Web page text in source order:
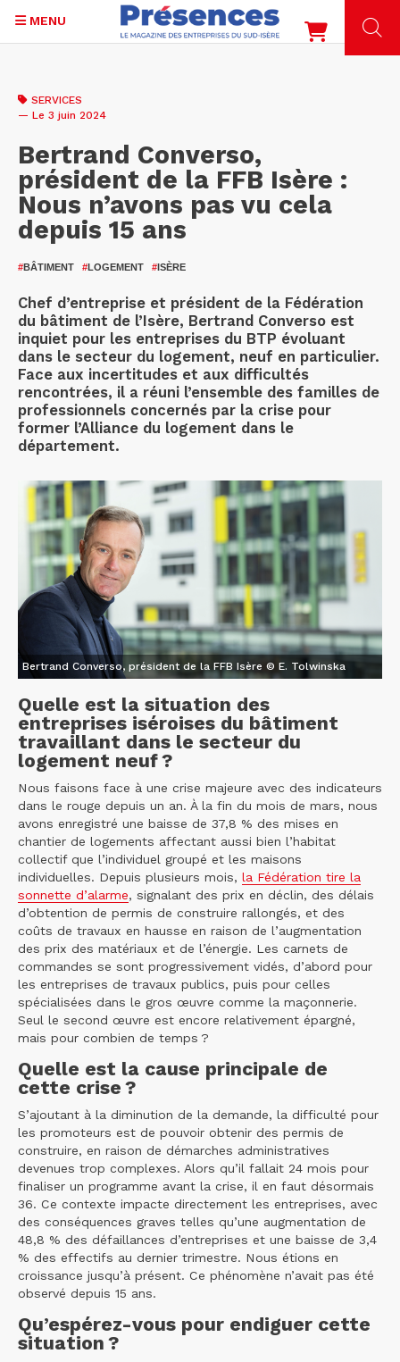
contenu
MENU
SERVICES
— Le 3 juin 2024
Bertrand Converso,
président de la FFB Isère :
Nous n’avons pas vu cela
depuis 15 ans
#BÂTIMENT #LOGEMENT #ISÈRE
Chef d’entreprise et président de la Fédération
du bâtiment de l’Isère, Bertrand Converso est
inquiet pour les entreprises du BTP évoluant
dans le secteur du logement, neuf en particulier.
Face aux incertitudes et aux difficultés
rencontrées, il a réuni l’ensemble des familles de
professionnels concernés par la crise pour
former l’Alliance du logement dans le
département.
Bertrand Converso, président de la FFB Isère © E. Tolwinska
Quelle est la situation des
entreprises iséroises du bâtiment
travaillant dans le secteur du
logement neuf ?
Nous faisons face à une crise majeure avec des indicateurs
dans le rouge depuis un an. À la fin du mois de mars, nous
avons enregistré une baisse de 37,8 % des mises en
chantier de logements affectant aussi bien l’habitat
collectif que l’individuel groupé et les maisons
individuelles. Depuis plusieurs mois, la Fédération tire la
sonnette d’alarme, signalant des prix en déclin, des délais
d’obtention de permis de construire rallongés, et des
coûts de travaux en hausse en raison de l’augmentation
des prix des matériaux et de l’énergie. Les carnets de
commandes se sont progressivement vidés, d’abord pour
les entreprises de travaux publics, puis pour celles
spécialisées dans le gros œuvre comme la maçonnerie.
Seul le second œuvre est encore relativement épargné,
mais pour combien de temps ?
Quelle est la cause principale de
cette crise ?
S’ajoutant à la diminution de la demande, la difficulté pour
les promoteurs est de pouvoir obtenir des permis de
construire, en raison de démarches administratives
devenues trop complexes. Alors qu’il fallait 24 mois pour
finaliser un programme avant la crise, il en faut désormais
36. Ce contexte impacte directement les entreprises, avec
des conséquences graves telles qu’une augmentation de
48,8 % des défaillances d’entreprises et une baisse de 3,4
% des effectifs au dernier trimestre. Nous étions en
croissance jusqu’à présent. Ce phénomène n’avait pas été
observé depuis 15 ans.
Qu’espérez-vous pour endiguer cette
situation ?